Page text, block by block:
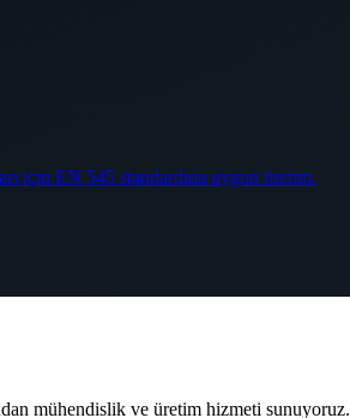
için EN 545 standardına uygun üretim.
mühendislik ve üretim hizmeti sunuyoruz.